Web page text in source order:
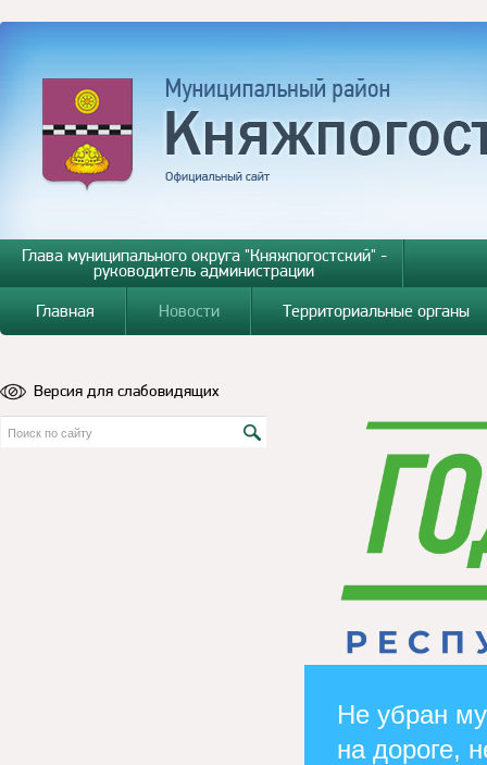
Глава муниципального округа "Княжпогостский" -
руководитель администрации
Главная
Новости Территориальные органы
Версия для слабовидящих
Не убран
на дороге,